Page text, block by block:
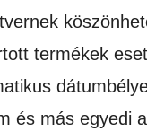
termékek
és más egyedi